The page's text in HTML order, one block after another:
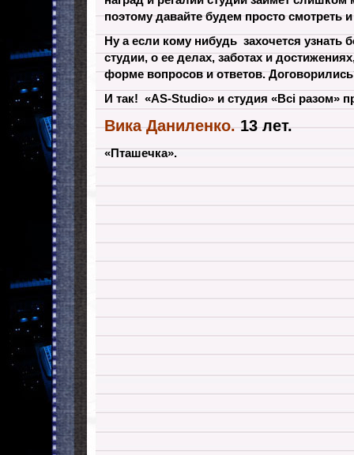
поэтому давайте будем просто смотреть
Ну а если кому нибудь захочется узнать
студии, о ее делах, заботах и
форме вопросов и ответов.
И так! «AS-Studio» и студия «Всі разом»
Вика Даниленко.13 лет.
«Пташечка».